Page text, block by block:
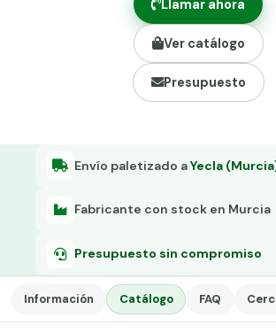
Abrazadera PVC malla H.
Grapa malla H.
Llamar ahora
Ver catálogo
Presupuesto
Envío paletizado aYecla
Fabricante con stock en Murcia
Presupuesto sin compromiso
Información Catálogo FAQ